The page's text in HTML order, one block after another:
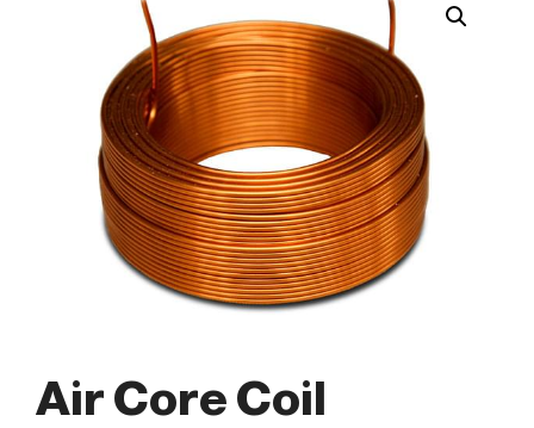
Air Core Coil